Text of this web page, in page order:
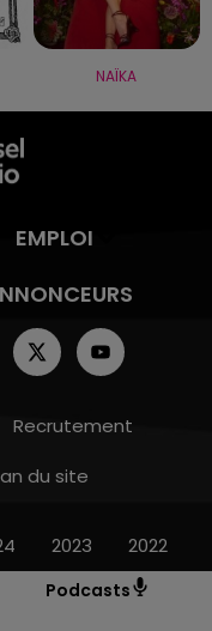
Podcasts
NAÏKA
EMPLOI
Recrutement
du site
2023 2022